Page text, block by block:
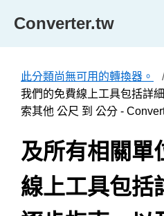
Converter.tw
此分類尚無可用的轉換器。
我們的免費線上工具包括詳
索其他 公尺 到 公分 -
及所有相關單
線上工具包括